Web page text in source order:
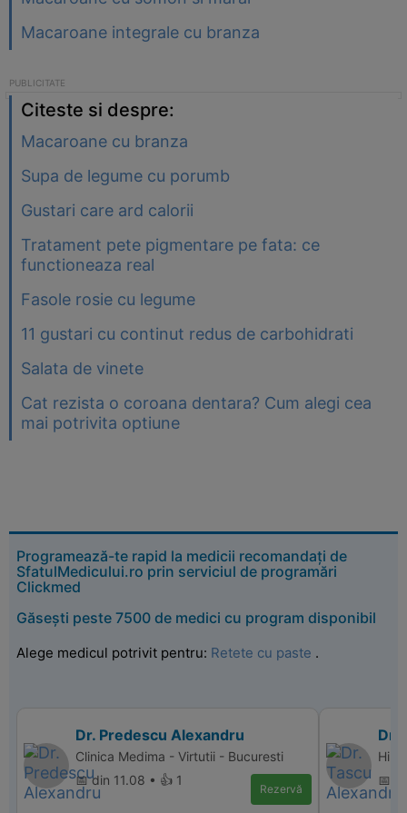
Macaroane integrale cu branza
Citeste si despre:
Macaroane cu branza
Supa de legume cu porumb
Gustari care ard calorii
Tratament pete pigmentare pe fata: ce
functioneaza real
Fasole rosie cu legume
11 gustari cu continut redus de carbohidrati
Salata de vinete
Cat rezista o coroana dentara? Cum alegi cea
mai potrivita optiune
Programează-te rapid la medicii recomandați de
SfatulMedicului.ro prin serviciul de programări
Clickmed
Găsești peste 7500 de medici cu program disponibil
Alege medicul potrivit pentru: Retete cu paste .
Dr. Predescu Alexandru
Clinica Medima - Virtutii - Bucuresti
📅 din 11.08 • 👍 1
Rezervă
Dr.
📅